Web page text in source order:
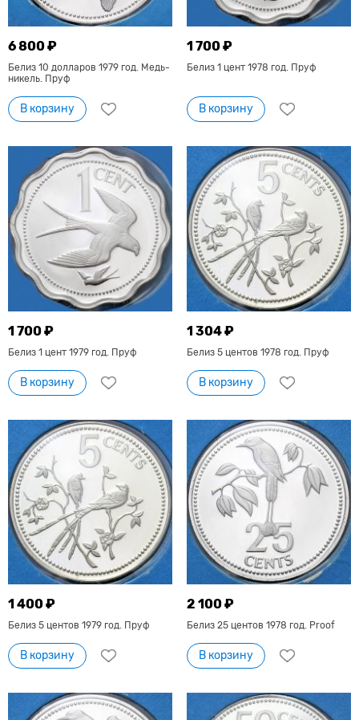
6 800 ₽
Белиз 10 долларов 1979 год. Медь-
никель. Пруф
В корзину
1 700 ₽
Белиз 1 цент 1978 год. Пруф
В корзину
1 700 ₽
Белиз 1 цент 1979 год. Пруф
В корзину
1 304 ₽
Белиз 5 центов 1978 год. Пруф
В корзину
1 400 ₽
Белиз 5 центов 1979 год. Пруф
В корзину
2 100 ₽
Белиз 25 центов 1978 год. Proof
В корзину